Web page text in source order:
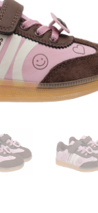
Туфли для
УГГИ
Угги для
Угги для